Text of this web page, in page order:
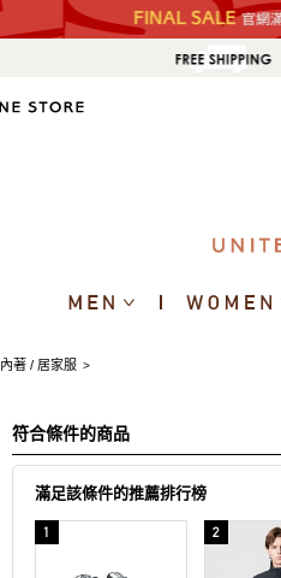
內著 / 居家服 >
符合條件的商品
滿足該條件的推薦排行榜